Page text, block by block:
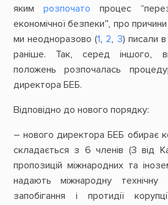
яким розпочато процес
економічної безпеки”, про
ми неодноразово (1, 2, 3) писали в
раніше. Так, серед іншого,
положень розпочалась
директора БЕБ.
Відповідно до нового порядку:
– нового директора БЕБ обирає
складається з 6 членів (3 від
пропозицій міжнародних та
надають міжнародну
запобігання і протидії